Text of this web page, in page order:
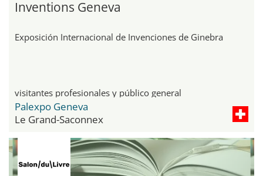
Inventions Geneva
Exposición Internacional de Invenciones de Ginebra
visitantes profesionales y público general
Palexpo Geneva
Le Grand-Saconnex